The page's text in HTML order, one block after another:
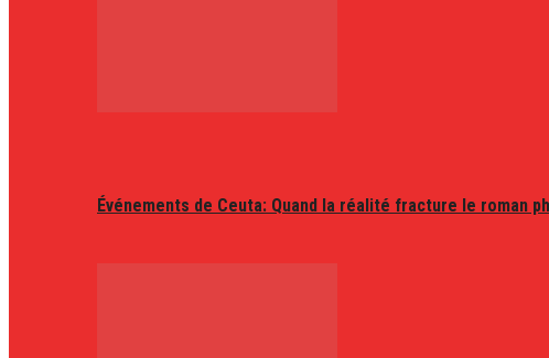
Événements de Ceuta: Quand la réalité fracture le roman